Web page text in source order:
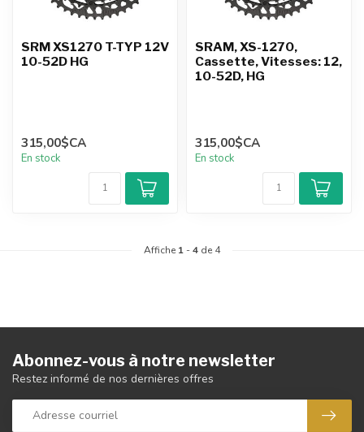
SRM XS1270 T-TYP 12V
10-52D HG
315,00$CA
En stock
SRAM, XS-1270,
Cassette, Vitesses: 12,
10-52D, HG
315,00$CA
En stock
Affiche 1 -4 de 4
Abonnez-vous à notre newsletter
Restez informé de nos dernières offres